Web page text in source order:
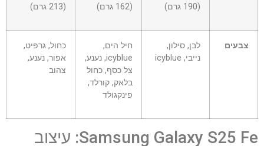
(190 גרם)
(162 גרם)
(213 גרם)
צבעים
לבן, סילון,
נייבי, icyblue
חיל הים,
icyblue, נענע,
צל כסף, כחול
בלאק, קורלד,
פינקגולד
כחול, גרפיט,
אפור, נענע,
צהוב
Samsung Galaxy S25 Fe: עיצוב